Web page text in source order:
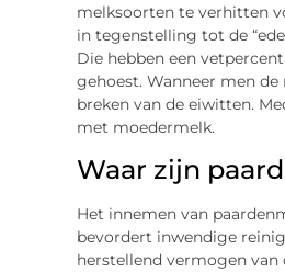
melksoorten te verhitten
in tegenstelling tot de
Die hebben een
gehoest. Wanneer men
breken van de eiwitten.
met moedermelk.
Waar zijn
Het innemen van
bevordert inwendige
herstellend vermogen